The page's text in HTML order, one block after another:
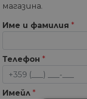
магазина.
Име и фамилия *
Телефон *
Имейл *